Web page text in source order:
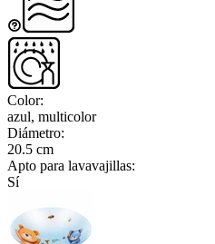
Color:
azul, multicolor
Diámetro:
20.5 cm
Apto para lavavajillas:
Sí